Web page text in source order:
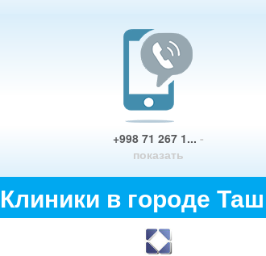
+998 71 267 1... -
показать
Клиники в городе